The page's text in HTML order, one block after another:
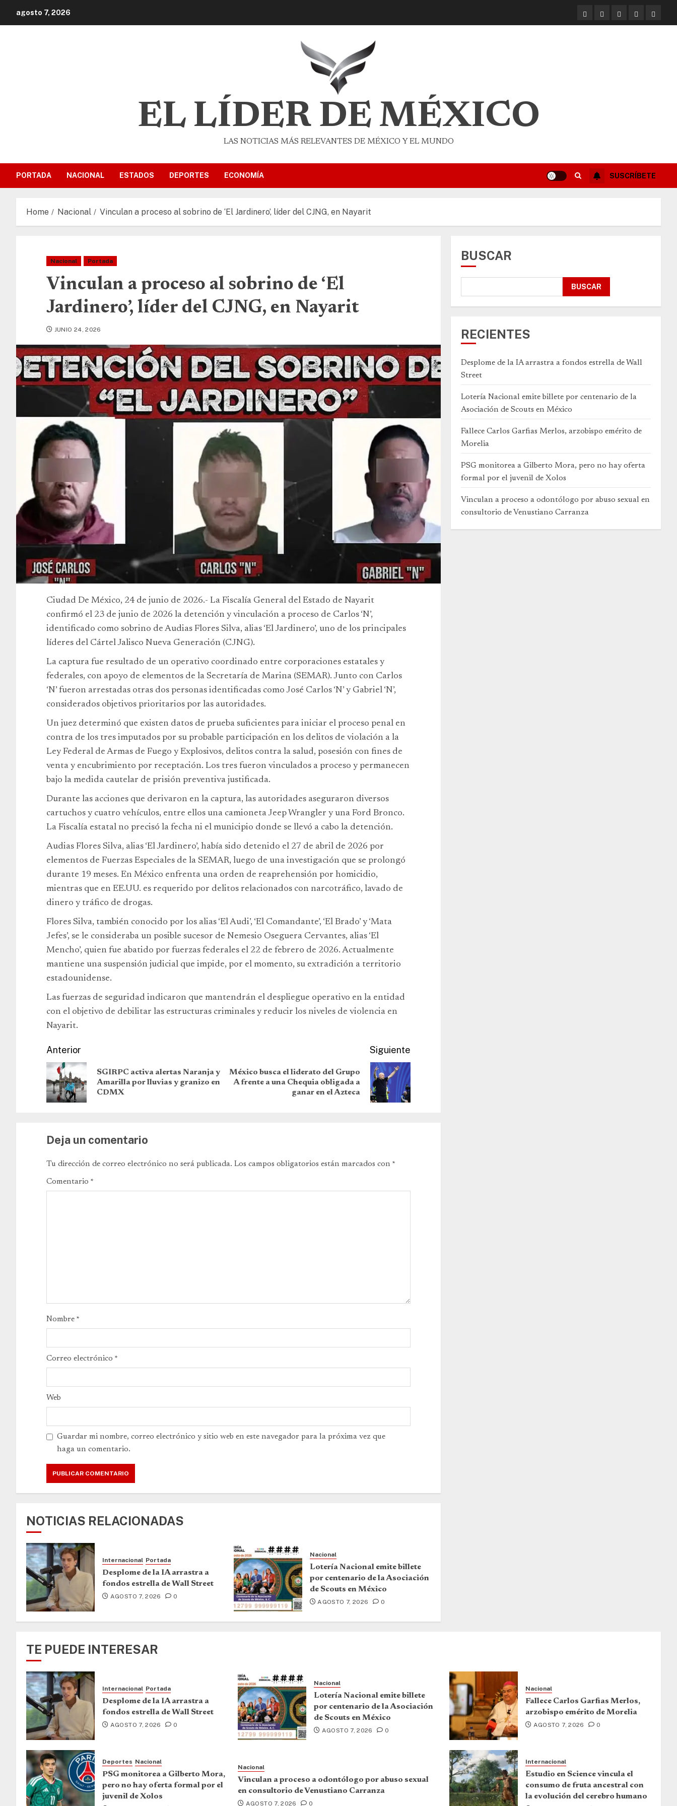
agosto 7, 2026
EL LÍDER DE MÉXICO
LAS NOTICIAS MÁS RELEVANTES DE MÉXICO Y EL MUNDO
PORTADA NACIONAL ESTADOS DEPORTES ECONOMÍA SUSCRÍBETE
Home Nacional Vinculan a proceso al sobrino de ‘El Jardinero’, líder del CJNG, en Nayarit
Nacional Portada
Vinculan a proceso al sobrino de ‘El
Jardinero’, líder del CJNG, en Nayarit
JUNIO 24, 2026
Ciudad De México, 24 de junio de 2026.- La Fiscalía General del Estado de Nayarit
confirmó el 23 de junio de 2026 la detención y vinculación a proceso de Carlos ‘N’,
identificado como sobrino de Audias Flores Silva, alias ‘El Jardinero’, uno de los principales
líderes del Cártel Jalisco Nueva Generación (CJNG).
La captura fue resultado de un operativo coordinado entre corporaciones estatales y
federales, con apoyo de elementos de la Secretaría de Marina (SEMAR). Junto con Carlos
‘N’ fueron arrestadas otras dos personas identificadas como José Carlos ‘N’ y Gabriel ‘N’,
considerados objetivos prioritarios por las autoridades.
Un juez determinó que existen datos de prueba suficientes para iniciar el proceso penal en
contra de los tres imputados por su probable participación en los delitos de violación a la
Ley Federal de Armas de Fuego y Explosivos, delitos contra la salud, posesión con fines de
venta y encubrimiento por receptación. Los tres fueron vinculados a proceso y permanecen
bajo la medida cautelar de prisión preventiva justificada.
Durante las acciones que derivaron en la captura, las autoridades aseguraron diversos
cartuchos y cuatro vehículos, entre ellos una camioneta Jeep Wrangler y una Ford Bronco.
La Fiscalía estatal no precisó la fecha ni el municipio donde se llevó a cabo la detención.
Audias Flores Silva, alias ‘El Jardinero’, había sido detenido el 27 de abril de 2026 por
elementos de Fuerzas Especiales de la SEMAR, luego de una investigación que se prolongó
durante 19 meses. En México enfrenta una orden de reaprehensión por homicidio,
mientras que en EE.UU. es requerido por delitos relacionados con narcotráfico, lavado de
dinero y tráfico de drogas.
Flores Silva, también conocido por los alias ‘El Audi’, ‘El Comandante’, ‘El Brado’ y ‘Mata
Jefes’, se le consideraba un posible sucesor de Nemesio Oseguera Cervantes, alias ‘El
Mencho’, quien fue abatido por fuerzas federales el 22 de febrero de 2026. Actualmente
mantiene una suspensión judicial que impide, por el momento, su extradición a territorio
estadounidense.
Las fuerzas de seguridad indicaron que mantendrán el despliegue operativo en la entidad
con el objetivo de debilitar las estructuras criminales y reducir los niveles de violencia en
Nayarit.
Anterior
SGIRPC activa alertas Naranja y
Amarilla por lluvias y granizo en
CDMX
Siguiente
México busca el liderato del Grupo
A frente a una Chequia obligada a
ganar en el Azteca
Deja un comentario
Tu dirección de correo electrónico no será publicada. Los campos obligatorios están marcados con *
Comentario *
Nombre *
Correo electrónico *
Web
Guardar mi nombre, correo electrónico y sitio web en este navegador para la próxima vez que
haga un comentario.
NOTICIAS RELACIONADAS
Internacional Portada
Desplome de la IA arrastra a
fondos estrella de Wall Street
AGOSTO 7, 2026 0
Nacional
Lotería Nacional emite billete
por centenario de la Asociación
de Scouts en México
AGOSTO 7, 2026 0
BUSCAR
BUSCAR
RECIENTES
Desplome de la IA arrastra a fondos estrella de Wall
Street
Lotería Nacional emite billete por centenario de la
Asociación de Scouts en México
Fallece Carlos Garfias Merlos, arzobispo emérito de
Morelia
PSG monitorea a Gilberto Mora, pero no hay oferta
formal por el juvenil de Xolos
Vinculan a proceso a odontólogo por abuso sexual en
consultorio de Venustiano Carranza
TE PUEDE INTERESAR
Internacional Portada
Desplome de la IA arrastra a
fondos estrella de Wall Street
AGOSTO 7, 2026 0
Nacional
Lotería Nacional emite billete
por centenario de la Asociación
de Scouts en México
AGOSTO 7, 2026 0
Nacional
Fallece Carlos Garfias Merlos,
arzobispo emérito de Morelia
AGOSTO 7, 2026 0
Deportes Nacional
PSG monitorea a Gilberto Mora,
pero no hay oferta formal por el
juvenil de Xolos
Nacional
Vinculan a proceso a odontólogo por abuso sexual
en consultorio de Venustiano Carranza
AGOSTO 7, 2026 0
Internacional
Estudio en Science vincula el
consumo de fruta ancestral con
la evolución del cerebro humano